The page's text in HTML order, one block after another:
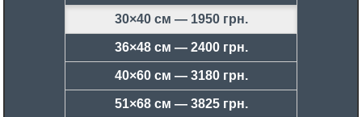
30×40 см — 1950 грн.
36×48 см — 2400 грн.
40×60 см — 3180 грн.
51×68 см — 3825 грн.